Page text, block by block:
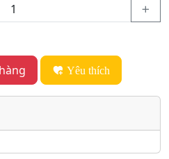
Yêu thích